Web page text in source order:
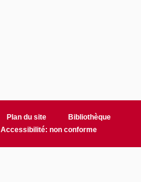
Plan du site
Bibliothèque
Accessibilité: non conforme